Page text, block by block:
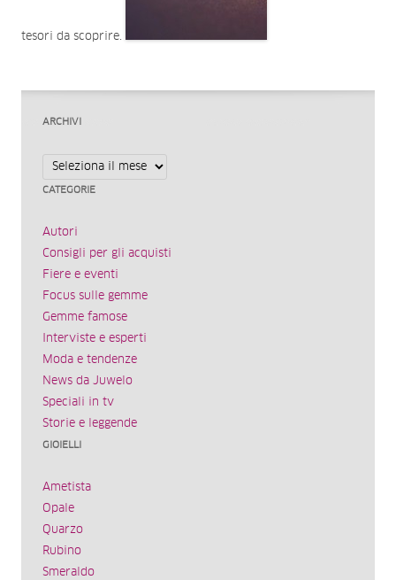
tesori da scoprire.
ARCHIVI
Archivi
CATEGORIE
Autori
Consigli per gli acquisti
Fiere e eventi
Focus sulle gemme
Gemme famose
Interviste e esperti
Moda e tendenze
News da Juwelo
Speciali in tv
Storie e leggende
GIOIELLI
Ametista
Opale
Quarzo
Rubino
Smeraldo